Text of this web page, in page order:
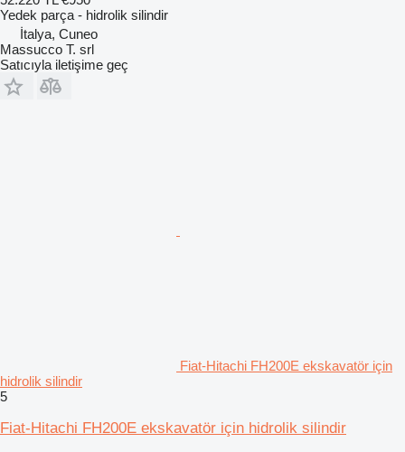
Yedek parça - hidrolik silindir
İtalya, Cuneo
Massucco T. srl
Satıcıyla iletişime geç
Fiat-Hitachi FH200E ekskavatör için
hidrolik silindir
5
Fiat-Hitachi FH200E ekskavatör için hidrolik silindir